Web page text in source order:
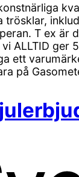
trösklar,
T ex är
ALLTID ger
ett
på